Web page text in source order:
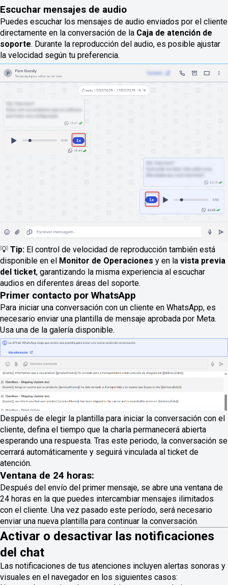
Escuchar mensajes de audio
Puedes escuchar los mensajes de audio enviados por el cliente
directamente en la conversación de la Caja de atención de
soporte. Durante la reproducción del audio, es posible ajustar
la velocidad según tu preferencia.
💡 Tip: El control de velocidad de reproducción también está
disponible en el Monitor de Operaciones y en la vista previa
del ticket, garantizando la misma experiencia al escuchar
audios en diferentes áreas del soporte.
Primer contacto por WhatsApp
Para iniciar una conversación con un cliente en WhatsApp, es
necesario enviar una plantilla de mensaje aprobada por Meta.
Usa una de la galería disponible.
Después de elegir la plantilla para iniciar la conversación con el
cliente, defina el tiempo que la charla permanecerá abierta
esperando una respuesta. Tras este periodo, la conversación se
cerrará automáticamente y seguirá vinculada al ticket de
atención.
Ventana de 24 horas:
Después del envío del primer mensaje, se abre una ventana de
24 horas en la que puedes intercambiar mensajes ilimitados
con el cliente. Una vez pasado este período, será necesario
enviar una nueva plantilla para continuar la conversación.
Activar o desactivar las notificaciones
del chat
Las notificaciones de tus atenciones incluyen alertas sonoras y
visuales en el navegador en los siguientes casos: